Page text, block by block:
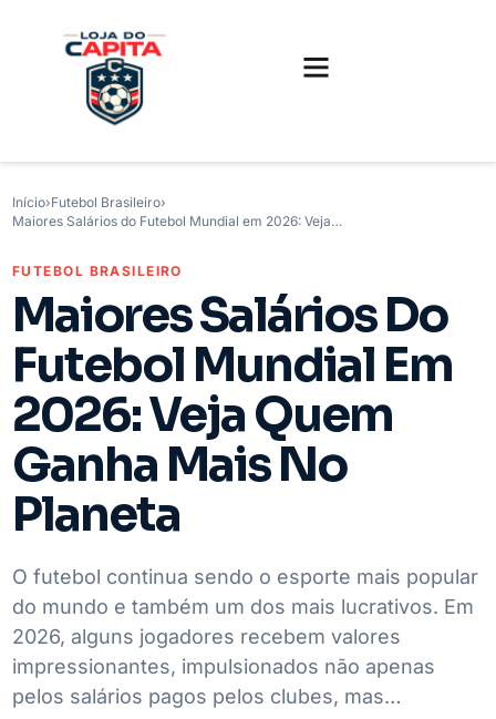
Início›Futebol Brasileiro›
Maiores Salários do Futebol Mundial em 2026: Veja…
FUTEBOL BRASILEIRO
Maiores Salários Do
Futebol Mundial Em
2026: Veja Quem
Ganha Mais No
Planeta
O futebol continua sendo o esporte mais popular
do mundo e também um dos mais lucrativos. Em
2026, alguns jogadores recebem valores
impressionantes, impulsionados não apenas
pelos salários pagos pelos clubes, mas…